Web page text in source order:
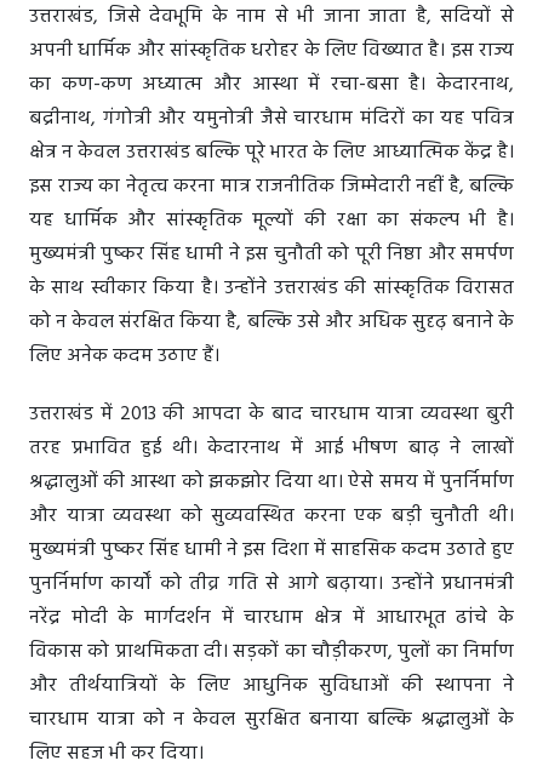
उत्तराखंड, जिसे देवभूमि के नाम से भी जाना जाता है, सदियों से
अपनी धार्मिक और सांस्कृतिक धरोहर के लिए विख्यात है। इस राज्य
का कण-कण अध्यात्म और आस्था में रचा-बसा है। केदारनाथ,
बद्रीनाथ, गंगोत्री और यमुनोत्री जैसे चारधाम मंदिरों का यह पवित्र
क्षेत्र न केवल उत्तराखंड बल्कि पूरे भारत के लिए आध्यात्मिक केंद्र है।
इस राज्य का नेतृत्व करना मात्र राजनीतिक जिम्मेदारी नहीं है, बल्कि
यह धार्मिक और सांस्कृतिक मूल्यों की रक्षा का संकल्प भी है।
मुख्यमंत्री पुष्कर सिंह धामी ने इस चुनौती को पूरी निष्ठा और समर्पण
के साथ स्वीकार किया है। उन्होंने उत्तराखंड की सांस्कृतिक विरासत
को न केवल संरक्षित किया है, बल्कि उसे और अधिक सुदृढ़ बनाने के
लिए अनेक कदम उठाए हैं।
उत्तराखंड में 2013 की आपदा के बाद चारधाम यात्रा व्यवस्था बुरी
तरह प्रभावित हुई थी। केदारनाथ में आई भीषण बाढ़ ने लाखों
श्रद्धालुओं की आस्था को झकझोर दिया था। ऐसे समय में पुनर्निर्माण
और यात्रा व्यवस्था को सुव्यवस्थित करना एक बड़ी चुनौती थी।
मुख्यमंत्री पुष्कर सिंह धामी ने इस दिशा में साहसिक कदम उठाते हुए
पुनर्निर्माण कार्यों को तीव्र गति से आगे बढ़ाया। उन्होंने प्रधानमंत्री
नरेंद्र मोदी के मार्गदर्शन में चारधाम क्षेत्र में आधारभूत ढांचे के
विकास को प्राथमिकता दी। सड़कों का चौड़ीकरण, पुलों का निर्माण
और तीर्थयात्रियों के लिए आधुनिक सुविधाओं की स्थापना ने
चारधाम यात्रा को न केवल सुरक्षित बनाया बल्कि श्रद्धालुओं के
लिए सहज भी कर दिया।